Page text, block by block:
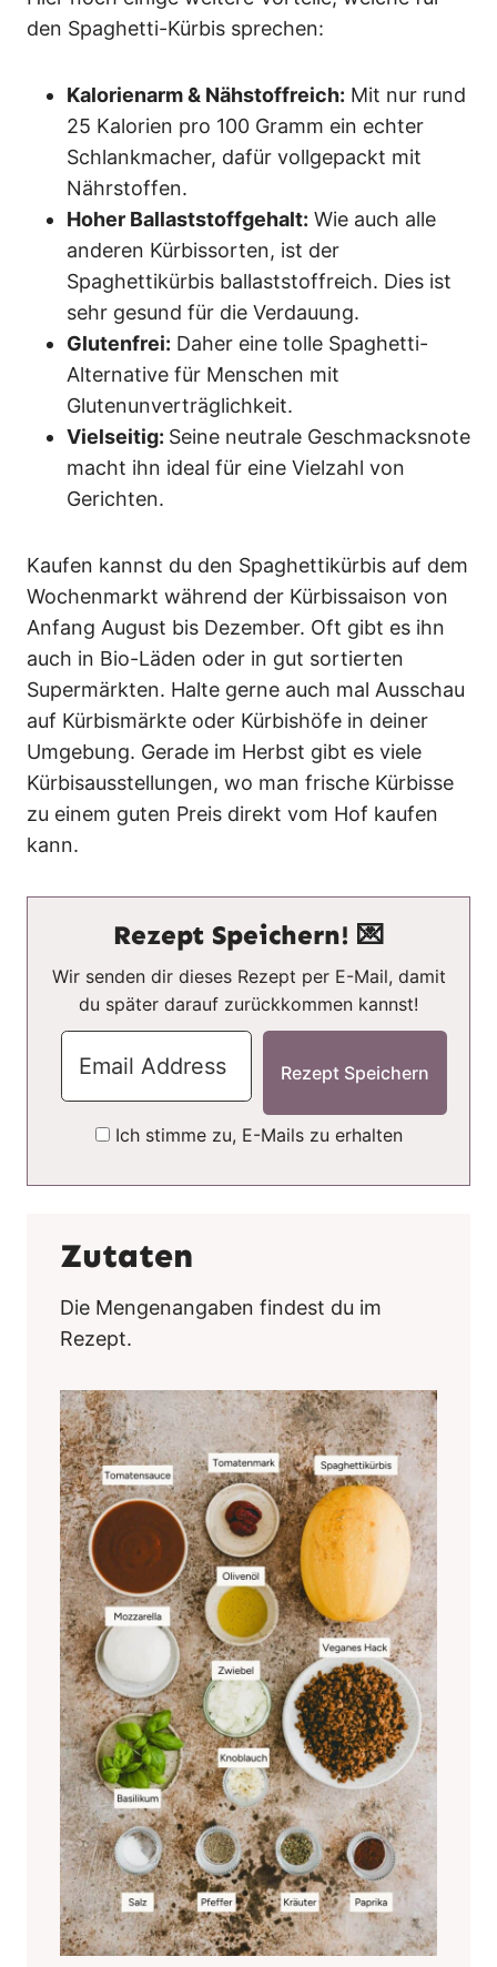
den Spaghetti-Kürbis sprechen:
Kalorienarm & Nähstoffreich: Mit nur rund
25 Kalorien pro 100 Gramm ein echter
Schlankmacher, dafür vollgepackt mit
Nährstoffen.
Hoher Ballaststoffgehalt: Wie auch alle
anderen Kürbissorten, ist der
Spaghettikürbis ballaststoffreich. Dies ist
sehr gesund für die Verdauung.
Glutenfrei: Daher eine tolle Spaghetti-
Alternative für Menschen mit
Glutenunverträglichkeit.
Vielseitig: Seine neutrale Geschmacksnote
macht ihn ideal für eine Vielzahl von
Gerichten.
Kaufen kannst du den Spaghettikürbis auf dem
Wochenmarkt während der Kürbissaison von
Anfang August bis Dezember. Oft gibt es ihn
auch in Bio-Läden oder in gut sortierten
Supermärkten. Halte gerne auch mal Ausschau
auf Kürbismärkte oder Kürbishöfe in deiner
Umgebung. Gerade im Herbst gibt es viele
Kürbisausstellungen, wo man frische Kürbisse
zu einem guten Preis direkt vom Hof kaufen
kann.
Rezept Speichern! 💌
Wir senden dir dieses Rezept per E-Mail, damit
du später darauf zurückkommen kannst!
Ich stimme zu, E-Mails zu erhalten
Zutaten
Die Mengenangaben findest du im
Rezept.